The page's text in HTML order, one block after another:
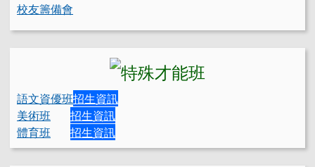
校友籌備會
語文資優班招生資訊
美術班
招生資訊
體育班
招生資訊